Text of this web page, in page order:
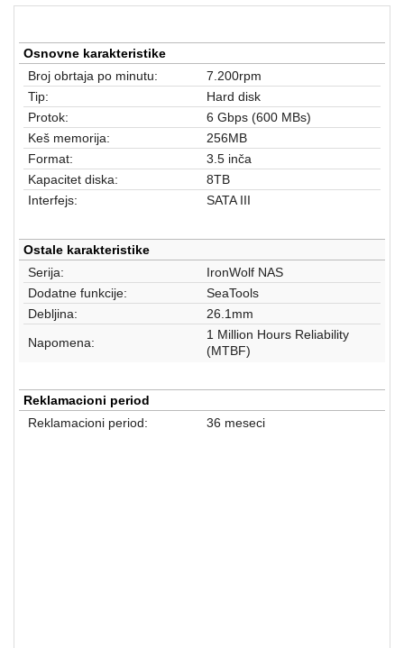
aparati
Software
Sve
kategorije
Osnovne karakteristike
Broj obrtaja po minutu:
7.200rpm
Tip:
Hard disk
Protok:
6 Gbps (600 MBs)
Keš memorija:
256MB
Format:
3.5 inča
Kapacitet diska:
8TB
Interfejs:
SATA III
Ostale karakteristike
Serija:
IronWolf NAS
Dodatne funkcije:
SeaTools
Debljina:
26.1mm
Napomena:
1 Million Hours Reliability
(MTBF)
Reklamacioni period
Reklamacioni period:
36 meseci